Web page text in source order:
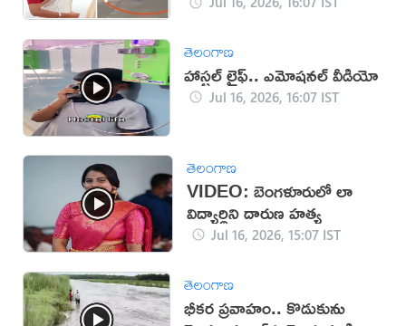
తెలంగాణ
హాస్టల్ లైఫ్.. ఎమోషనల్ వీడియో
Jul 16, 2026, 16:07 IST
తెలంగాణ
VIDEO: బెంగళూరులో లా
విద్యార్థిని దారుణ హత్య
Jul 16, 2026, 15:07 IST
తెలంగాణ
భీకర ప్రవాహం.. కొడుకును